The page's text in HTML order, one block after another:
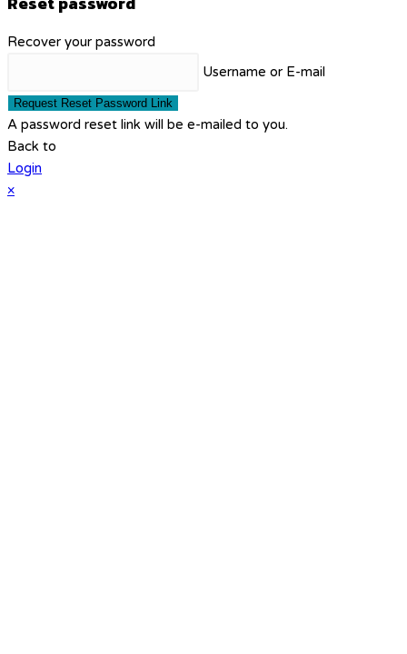
Recover your password
Username or E-mail
Request Reset Password Link
A password reset link will be e-mailed to you.
Back to
Login
×